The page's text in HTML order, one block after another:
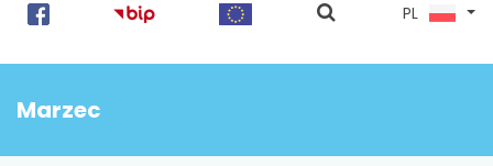
pokaż
PL
Marzec